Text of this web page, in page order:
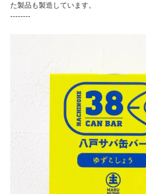
た製品も製造しています。
--------